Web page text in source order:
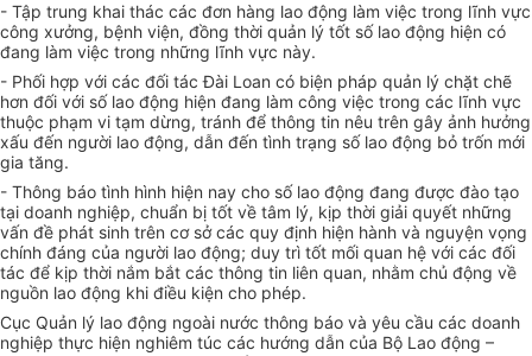
- Tập trung khai thác các đơn hàng lao động làm việc trong lĩnh vực
công xưởng, bệnh viện, đồng thời quản lý tốt số lao động hiện có
đang làm việc trong những lĩnh vực này.
- Phối hợp với các đối tác Đài Loan có biện pháp quản lý chặt chẽ
hơn đối với số lao động hiện đang làm công việc trong các lĩnh vực
thuộc phạm vi tạm dừng, tránh để thông tin nêu trên gây ảnh hưởng
xấu đến người lao động, dẫn đến tình trạng số lao động bỏ trốn mới
gia tăng.
- Thông báo tình hình hiện nay cho số lao động đang được đào tạo
tại doanh nghiệp, chuẩn bị tốt về tâm lý, kịp thời giải quyết những
vấn đề phát sinh trên cơ sở các quy định hiện hành và nguyện vọng
chính đáng của người lao động; duy trì tốt mối quan hệ với các đối
tác để kịp thời nắm bắt các thông tin liên quan, nhằm chủ động về
nguồn lao động khi điều kiện cho phép.
Cục Quản lý lao động ngoài nước thông báo và yêu cầu các doanh
nghiệp thực hiện nghiêm túc các hướng dẫn của Bộ Lao động –